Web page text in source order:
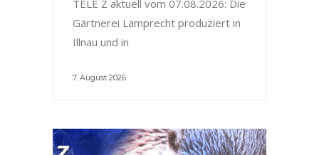
TELE Z aktuell vom 07.08.2026: Die
Gärtnerei Lamprecht produziert in
Illnau und in
7. August 2026